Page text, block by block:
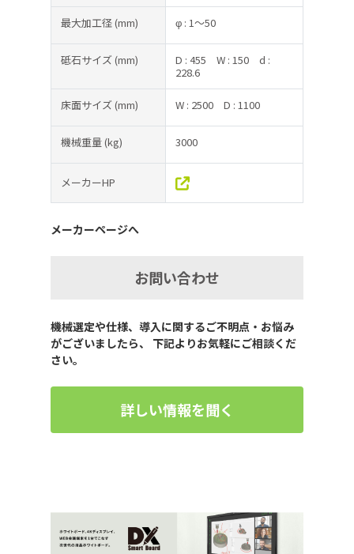
最大加工径(mm) φ : 1～50
砥石サイズ(mm) D : 455 W : 150
d :
228.6
床面サイズ(mm) W : 2500 D : 1100
機械重量(kg) 3000
メーカーHP
メーカーページへ
お問い合わせ
機械選定や仕様、導入に関するご不明点・お悩み
がございましたら、 下記よりお気軽にご相談くだ
さい。
詳しい情報を聞く